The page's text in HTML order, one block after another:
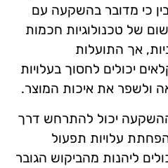
כי מדובר בהשקעה עם
של טכנולוגיות חכמות
אך התועלות
יכולים לחסוך בעלויות
ולשפר את איכות המוצר.
יכול להתרחש דרך
עלויות תפעול
ליהנות מהביקוש הגובר